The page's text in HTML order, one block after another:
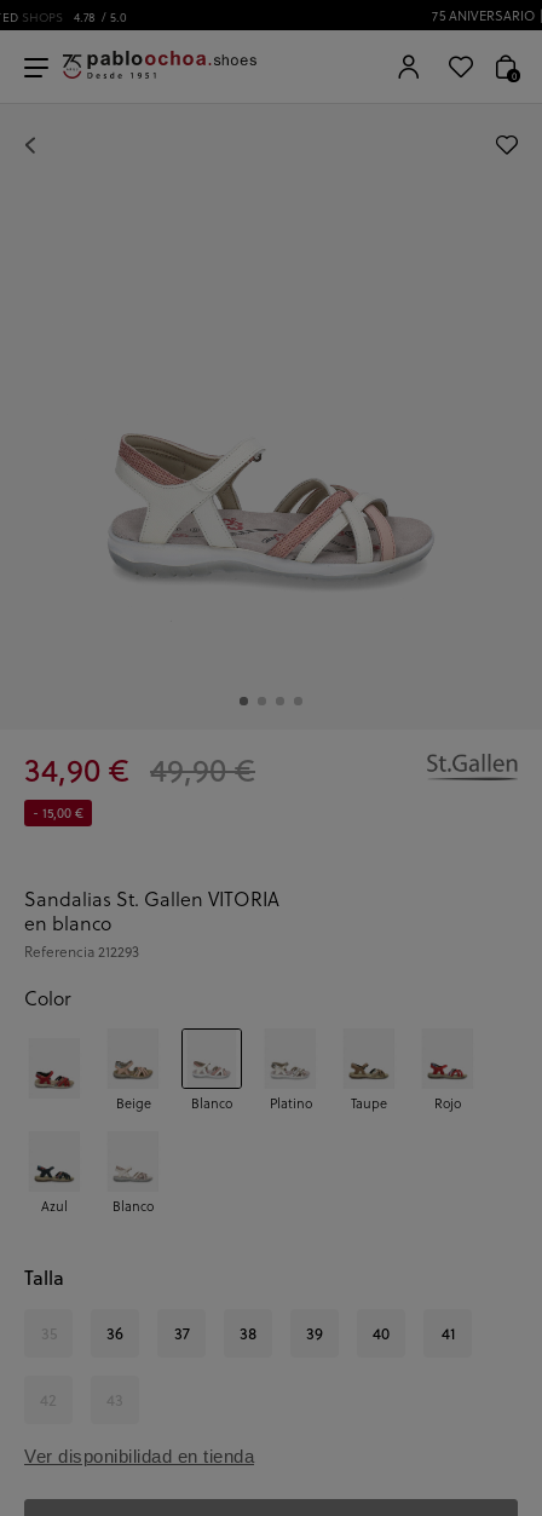
75 ANIVERSARIO | Desde 1951 pabloochoa.shoes
0
34,90 € 49,90 €
- 15,00 €
Sandalias St. Gallen VITORIA
en blanco
Referencia212293
Color
Beige Blanco Platino Taupe Rojo
Azul Blanco
Talla
35 36 37 38 39 40 41
42 43
Ver disponibilidad en tienda